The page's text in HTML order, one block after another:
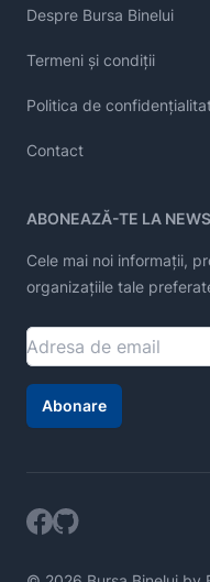
Despre Bursa Binelui
Termeni și condiții
Politica de
Contact
ABONEAZĂ-TE LA
Cele mai noi informații,
organizațiile tale
Abonare